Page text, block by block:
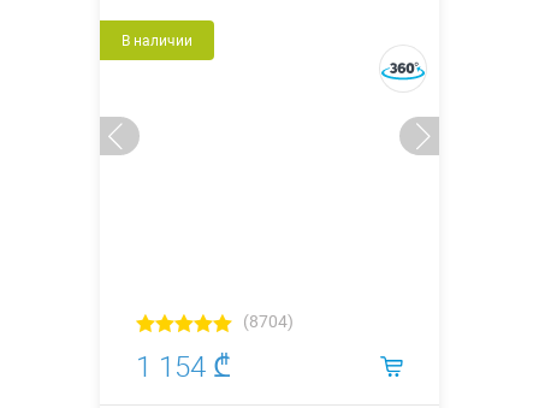
В наличии
(8704)
1 154 ₾